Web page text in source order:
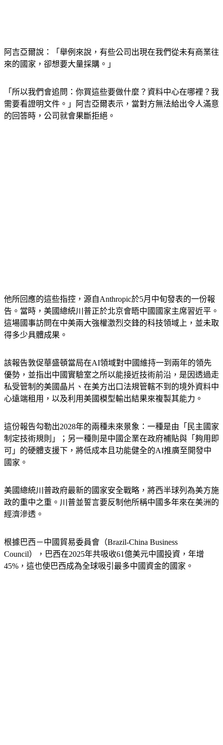
阿吉亞爾說：「舉例來說， 有些公司出現在我們從未有商業往
來的國家，卻想要大量採購。 」
「所以我們會追問：你買這些要做什麼？資料中心在哪裡？我
需要看證明文件。」阿吉亞爾表示， 當對方無法給出令人滿意
的回答時，公司就會果斷拒絕。
他所回應的這些指控，源自Anthropic於5月中旬發表的一份報
告。當時，美國總統川普正於北京會晤中國國家主席習近平。
這場國事訪問在中美兩大強權激烈交鋒的科技領域上，並未取
得多少具體成果。
該報告敦促華盛頓當局在AI領域對中國維持一到兩年的領先
優勢，並指出中國實驗室之所以能接近技術前沿，是因透過走
私受管制的美國晶片、在美方出口法規管轄不到的境外資料中
心遠端租用，以及利用美國模型輸出結果來複製其能力。
這份報告勾勒出2028年的兩種未來景象：一種是由「民主國家
制定技術規則」；另一種則是中國企業在政府補貼與「夠用即
可」的硬體支援下，將低成本且功能健全的AI推廣至開發中
國家。
美國總統川普政府最新的國家安全戰略，將西半球列為美方施
政的重中之重。川普並誓言要反制他所稱中國多年來在美洲的
經濟滲透。
根據巴西－中國貿易委員會（Brazil-China Business
Council），巴西在2025年共吸收61億美元中國投資，年增
45%，這也使巴西成為全球吸引最多中國資金的國家。